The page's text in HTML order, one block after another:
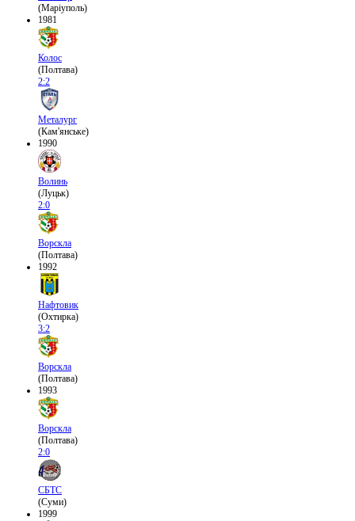
(Маріуполь)
1981
Колос
(Полтава)
2:2
Металург
(Кам'янське)
1990
Волинь
(Луцьк)
2:0
Ворскла
(Полтава)
1992
Нафтовик
(Охтирка)
3:2
Ворскла
(Полтава)
1993
Ворскла
(Полтава)
2:0
СБТС
(Суми)
1999